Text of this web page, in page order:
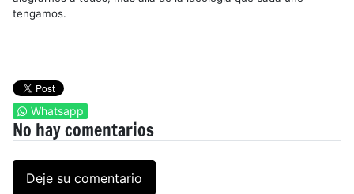
tengamos.
Whatsapp
No hay comentarios
Deje su comentario